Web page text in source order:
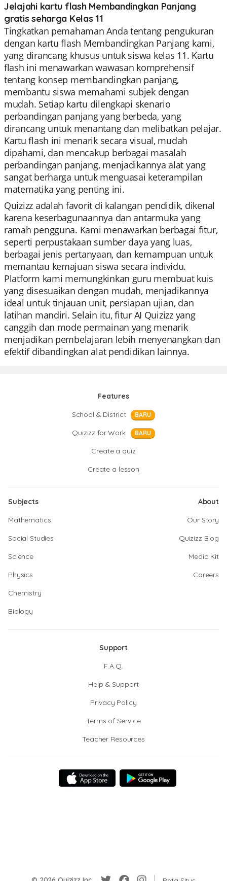
Jelajahi kartu flash Membandingkan Panjang
gratis seharga Kelas 11
Tingkatkan pemahaman Anda tentang pengukuran
dengan kartu flash Membandingkan Panjang kami,
yang dirancang khusus untuk siswa kelas 11. Kartu
flash ini menawarkan wawasan komprehensif
tentang konsep membandingkan panjang,
membantu siswa memahami subjek dengan
mudah. Setiap kartu dilengkapi skenario
perbandingan panjang yang berbeda, yang
dirancang untuk menantang dan melibatkan pelajar.
Kartu flash ini menarik secara visual, mudah
dipahami, dan mencakup berbagai masalah
perbandingan panjang, menjadikannya alat yang
sangat berharga untuk menguasai keterampilan
matematika yang penting ini.
Quizizz adalah favorit di kalangan pendidik, dikenal
karena keserbagunaannya dan antarmuka yang
ramah pengguna. Kami menawarkan berbagai fitur,
seperti perpustakaan sumber daya yang luas,
berbagai jenis pertanyaan, dan kemampuan untuk
memantau kemajuan siswa secara individu.
Platform kami memungkinkan guru membuat kuis
yang disesuaikan dengan mudah, menjadikannya
ideal untuk tinjauan unit, persiapan ujian, dan
latihan mandiri. Selain itu, fitur AI Quizizz yang
canggih dan mode permainan yang menarik
menjadikan pembelajaran lebih menyenangkan dan
efektif dibandingkan alat pendidikan lainnya.
Features
School & District
BARU
Quizizz for Work BARU
Create a quiz
Create a lesson
Subjects
Mathematics
Social Studies
Science
Physics
Chemistry
Biology
About
Our Story
Quizizz Blog
Media Kit
Careers
Support
F.A.Q.
Help & Support
Privacy Policy
Terms of Service
Teacher Resources